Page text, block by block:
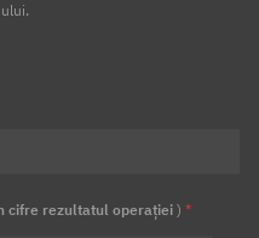
cifre rezultatul operației ) *